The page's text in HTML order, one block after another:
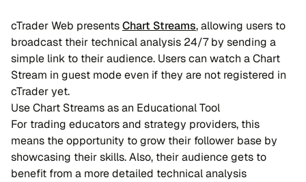
cTrader Web presentsChart Streams, allowing users to
broadcast their technical analysis 24/7 by sending a
simple link to their audience. Users can watch a Chart
Stream in guest mode even if they are not registered in
cTrader yet.
Use Chart Streams as an Educational Tool
For trading educators and strategy providers, this
means the opportunity to grow their follower base by
showcasing their skills. Also, their audience gets to
benefit from a more detailed technical analysis